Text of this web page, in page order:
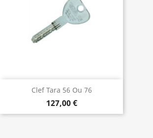
Clef Tara 56 Ou 76
127,00 €